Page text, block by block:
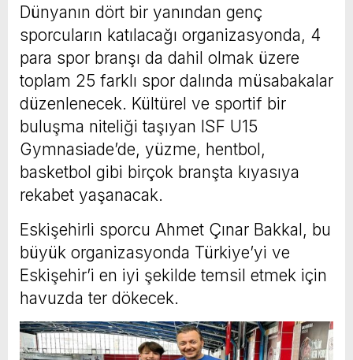
Dünyanın dört bir yanından genç
sporcuların katılacağı organizasyonda, 4
para spor branşı da dahil olmak üzere
toplam 25 farklı spor dalında müsabakalar
düzenlenecek. Kültürel ve sportif bir
buluşma niteliği taşıyan ISF U15
Gymnasiade’de, yüzme, hentbol,
basketbol gibi birçok branşta kıyasıya
rekabet yaşanacak.
Eskişehirli sporcu Ahmet Çınar Bakkal, bu
büyük organizasyonda Türkiye’yi ve
Eskişehir’i en iyi şekilde temsil etmek için
havuzda ter dökecek.